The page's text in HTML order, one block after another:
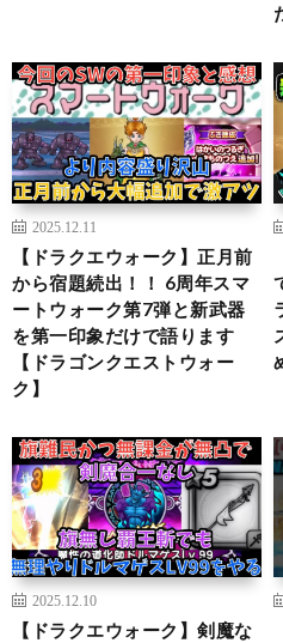
2025.12.11
【ドラクエウォーク】正月前
から宿題続出！！ 6周年スマ
ートウォーク第7弾と新武器
を第一印象だけで語ります
【ドラゴンクエストウォー
ク】
2025.12.10
【ドラクエウォーク】剣魔な